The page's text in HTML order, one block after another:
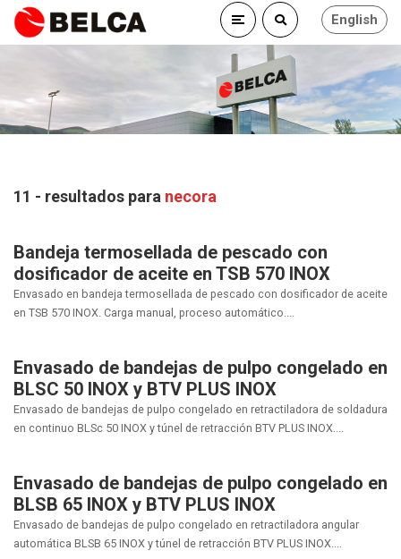
English
11 - resultados para necora
Bandeja termosellada de pescado con
dosificador de aceite en TSB 570 INOX
Envasado en bandeja termosellada de pescado con dosificador de aceite
en TSB 570 INOX. Carga manual, proceso automático....
Envasado de bandejas de pulpo congelado en
BLSC 50 INOX y BTV PLUS INOX
Envasado de bandejas de pulpo congelado en retractiladora de soldadura
en continuo BLSc 50 INOX y túnel de retracción BTV PLUS INOX....
Envasado de bandejas de pulpo congelado en
BLSB 65 INOX y BTV PLUS INOX
Envasado de bandejas de pulpo congelado en retractiladora angular
automática BLSB 65 INOX y túnel de retracción BTV PLUS INOX....